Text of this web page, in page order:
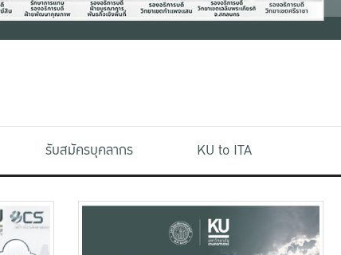
รับสมัครบุคลากร KU to ITA